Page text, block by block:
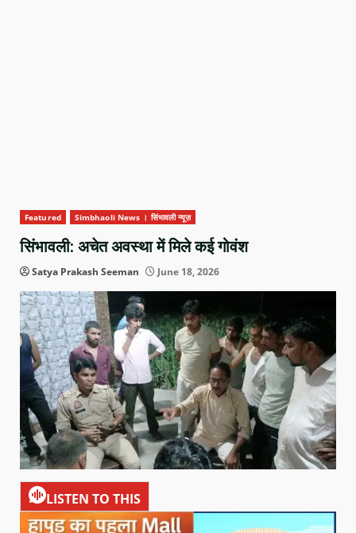
Featured Simbhaoli News । सिंभावली न्यूज़
सिंभावली: अचेत अवस्था में मिले कई गोवंश
Satya Prakash Seeman June 18, 2026
LISTEN TO THIS